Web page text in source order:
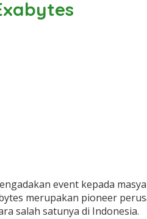
event kepada
merupakan pioneer
salah satunya di Indonesia.